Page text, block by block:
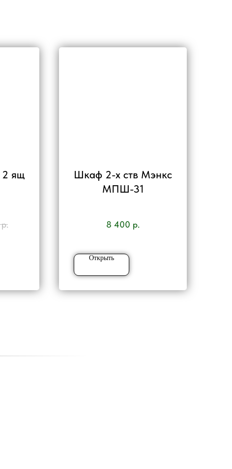
2 ящ
р.
Шкаф 2-х ств Мэнкс
МПШ-31
8 400 р.
Открыть